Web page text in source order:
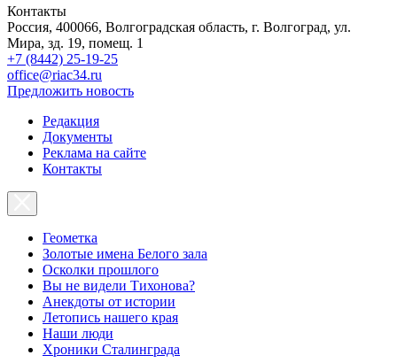
Контакты
Россия, 400066, Волгоградская область, г. Волгоград, ул.
Мира, зд. 19, помещ. 1
+7 (8442) 25-19-25
office@riac34.ru
Предложить новость
Редакция
Документы
Реклама на сайте
Контакты
Геометка
Золотые имена Белого зала
Осколки прошлого
Вы не видели Тихонова?
Анекдоты от истории
Летопись нашего края
Наши люди
Хроники Сталинграда